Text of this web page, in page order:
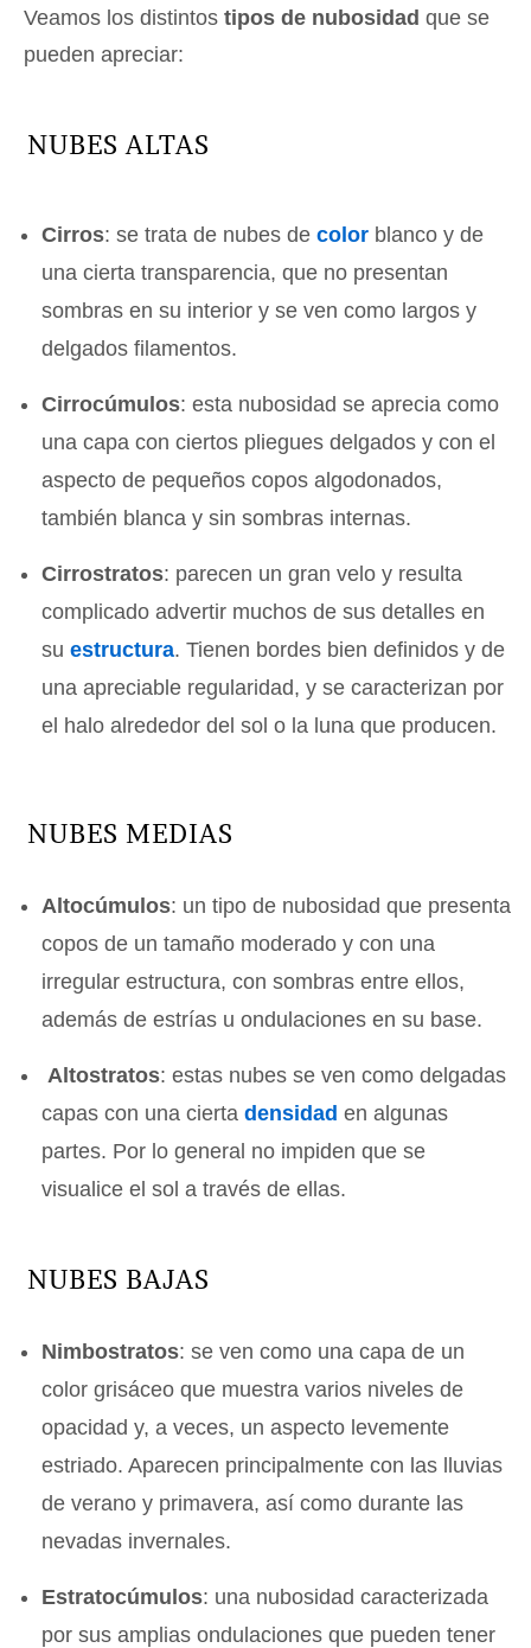
Veamos los distintos tipos de nubosidad que se
pueden apreciar:
NUBES ALTAS
Cirros: se trata de nubes decolor blanco y de
una cierta transparencia, que no presentan
sombras en su interior y se ven como largos y
delgados filamentos.
Cirrocúmulos: esta nubosidad se aprecia como
una capa con ciertos pliegues delgados y con el
aspecto de pequeños copos algodonados,
también blanca y sin sombras internas.
Cirrostratos: parecen un gran velo y resulta
complicado advertir muchos de sus detalles en
suestructura. Tienen bordes bien definidos y de
una apreciable regularidad, y se caracterizan por
el halo alrededor del sol o la luna que producen.
NUBES MEDIAS
Altocúmulos: un tipo de nubosidad que presenta
copos de un tamaño moderado y con una
irregular estructura, con sombras entre ellos,
además de estrías u ondulaciones en su base.
Altostratos: estas nubes se ven como delgadas
capas con una ciertadensidad en algunas
partes. Por lo general no impiden que se
visualice el sol a través de ellas.
NUBES BAJAS
Nimbostratos: se ven como una capa de un
color grisáceo que muestra varios niveles de
opacidad y, a veces, un aspecto levemente
estriado. Aparecen principalmente con las lluvias
de verano y primavera, así como durante las
nevadas invernales.
Estratocúmulos: una nubosidad caracterizada
por sus amplias ondulaciones que pueden tener